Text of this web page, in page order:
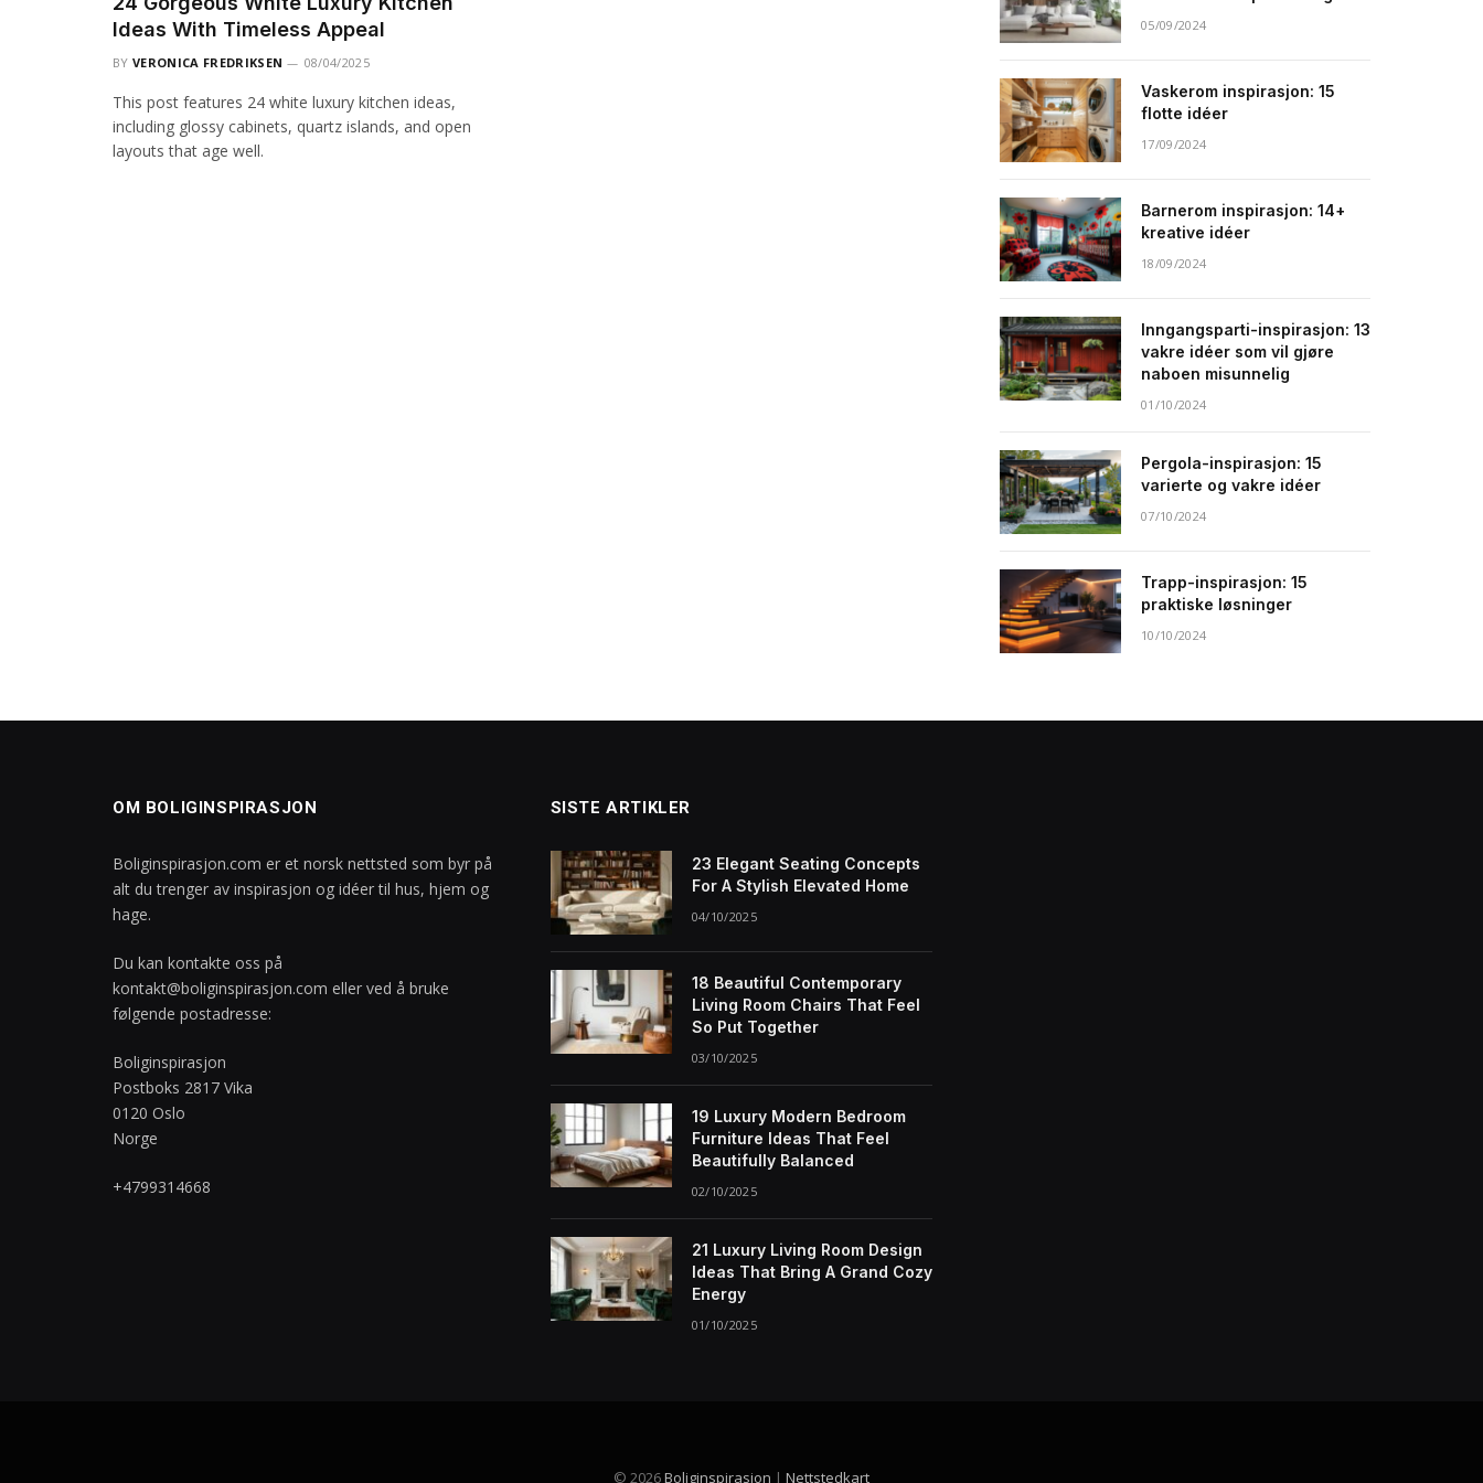
Ideas With Timeless Appeal
BY VERONICA FREDRIKSEN 08/04/2025
This post features 24 white luxury kitchen ideas,
including glossy cabinets, quartz islands, and open
layouts that age well.
05/09/2024
Vaskerom inspirasjon: 15
flotte idéer
17/09/2024
Barnerom inspirasjon: 14+
kreative idéer
18/09/2024
Inngangsparti-inspirasjon: 13
vakre idéer som vil gjøre
naboen misunnelig
01/10/2024
Pergola-inspirasjon: 15
varierte og vakre idéer
07/10/2024
Trapp-inspirasjon: 15
praktiske løsninger
10/10/2024
OM BOLIGINSPIRASJON
Boliginspirasjon.com er et norsk nettsted som byr på
alt du trenger av inspirasjon og idéer til hus, hjem og
hage.
Du kan kontakte oss på
kontakt@boliginspirasjon.com eller ved å bruke
følgende postadresse:
Boliginspirasjon
Postboks 2817 Vika
0120 Oslo
Norge
+4799314668
SISTE ARTIKLER
23 Elegant Seating Concepts
For A Stylish Elevated Home
04/10/2025
18 Beautiful Contemporary
Living Room Chairs That Feel
So Put Together
03/10/2025
19 Luxury Modern Bedroom
Furniture Ideas That Feel
Beautifully Balanced
02/10/2025
21 Luxury Living Room Design
Ideas That Bring A Grand Cozy
Energy
01/10/2025
© 2026Boliginspirasjon | Nettstedkart